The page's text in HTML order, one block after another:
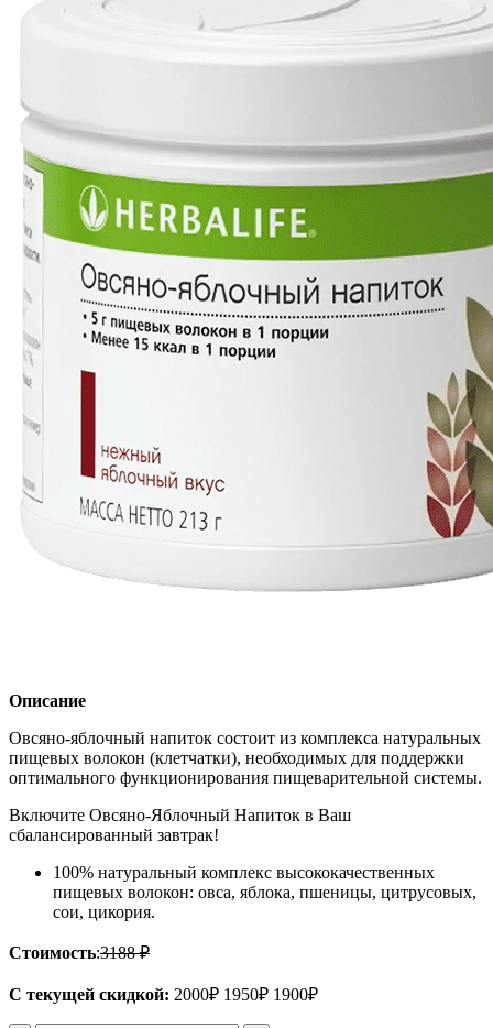
Описание
Овсяно-яблочный напиток соcтоит из комплекса натуральных
пищевых волокон (клетчатки), необходимых для поддержки
оптимального функционирования пищеварительной системы.
Включите Овсяно-Яблочный Напиток в Ваш
сбалансированный завтрак!
100% натуральный комплекс высококачественных
пищевых волокон: овса, яблока, пшеницы, цитрусовых,
сои, цикория.
Стоимость:3188 ₽
С текущей скидкой: 2000₽ 1950₽ 1900₽